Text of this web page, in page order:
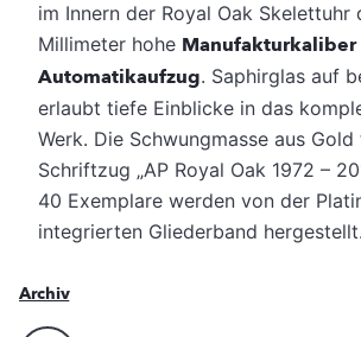
im Innern der Royal Oak Skelettuhr
Millimeter hohe
Automatikaufzug. Saphirglas auf
erlaubt tiefe Einblicke in das
Werk. Die Schwungmasse aus
Schriftzug „AP Royal Oak 1972 –
40 Exemplare werden von der
integrierten Gliederband hergestellt.
Archiv